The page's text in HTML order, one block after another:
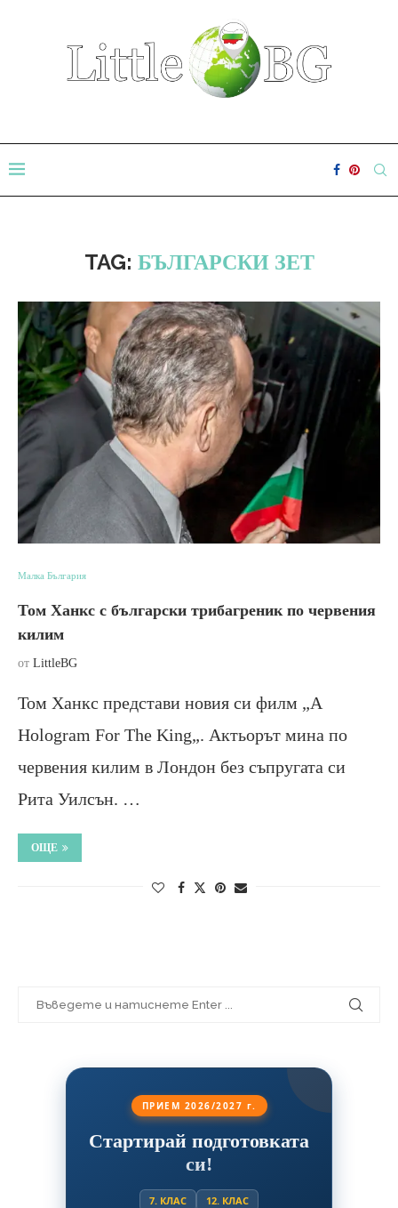
TAG: БЪЛГАРСКИ ЗЕТ
Малка България
Том Ханкс с български трибагреник по червения
килим
от LittleBG
Том Ханкс представи новия си филм „A
Hologram For The King„. Актьорът мина по
червения килим в Лондон без съпругата си
Рита Уилсън. …
ОЩЕ
ПРИЕМ 2026/2027 г.
Стартирай подготовката
си!
7. КЛАС 12. КЛАС